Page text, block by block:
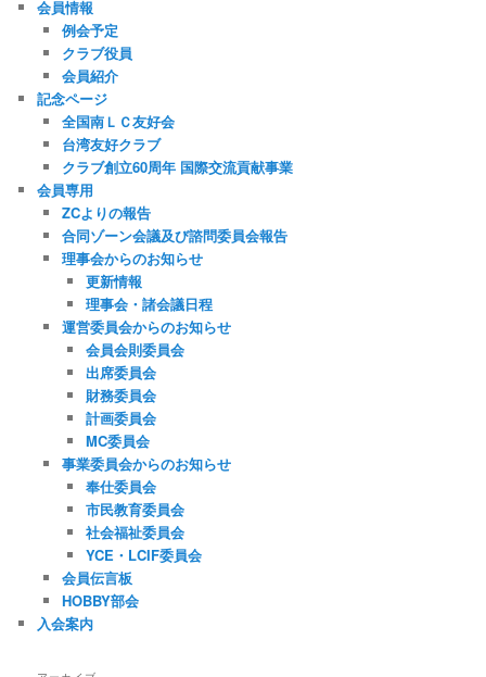
会員情報
例会予定
クラブ役員
会員紹介
記念ページ
全国南ＬＣ友好会
台湾友好クラブ
クラブ創立60周年 国際交流貢献事業
会員専用
ZCよりの報告
合同ゾーン会議及び諮問委員会報告
理事会からのお知らせ
更新情報
理事会・諸会議日程
運営委員会からのお知らせ
会員会則委員会
出席委員会
財務委員会
計画委員会
MC委員会
事業委員会からのお知らせ
奉仕委員会
市民教育委員会
社会福祉委員会
YCE・LCIF委員会
会員伝言板
HOBBY部会
入会案内